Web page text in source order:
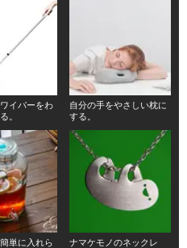
イパーをわ
。
自分の手をやさしい枕に
する。
単に入れら
ナマケモノのネックレ